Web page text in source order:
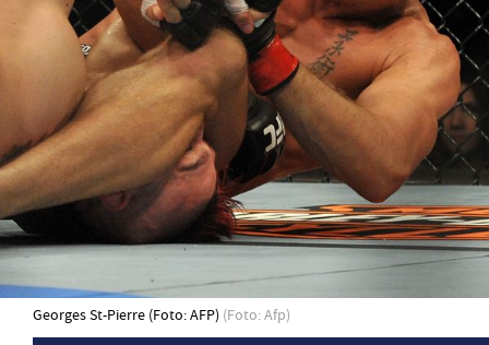
Georges St-Pierre (Foto: AFP) (Foto: Afp)